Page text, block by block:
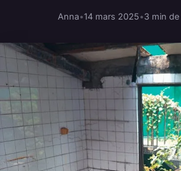
Anna•14 mars 2025•3 min